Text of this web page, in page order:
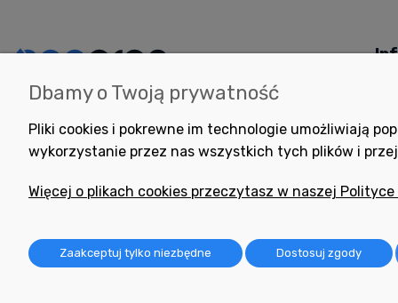
Potrzebujesz pomocy
+48 791 806 804
Dbamy o Twoją prywatność
Pliki cookies i pokrewne im technologie umożliwiają
wykorzystanie przez nas wszystkich tych plików i
Więcej o plikach cookies przeczytasz w naszej
Zaakceptuj tylko niezbędne Dostosuj zgody